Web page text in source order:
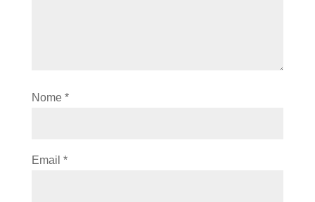
Nome *
Email *